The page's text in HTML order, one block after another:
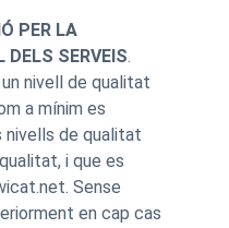
PER LA
DELS SERVEIS.
nivell de qualitat
a mínim es
nivells de qualitat
i que es
Sense
en cap cas